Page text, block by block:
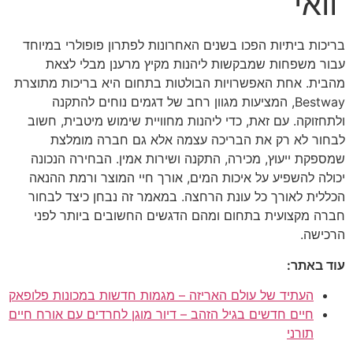
בריכות ביתיות הפכו בשנים האחרונות לפתרון פופולרי במיוחד
עבור משפחות שמבקשות ליהנות מקיץ מרענן מבלי לצאת
מהבית. אחת האפשרויות הבולטות בתחום היא בריכות מתוצרת
Bestway, המציעות מגוון רחב של דגמים נוחים להתקנה
ולתחזוקה. עם זאת, כדי ליהנות מחוויית שימוש מיטבית, חשוב
לבחור לא רק את הבריכה עצמה אלא גם חברה מומלצת
שמספקת ייעוץ, מכירה, התקנה ושירות אמין. הבחירה הנכונה
יכולה להשפיע על איכות המים, אורך חיי המוצר ורמת ההנאה
הכללית לאורך כל עונת הרחצה. במאמר זה נבחן כיצד לבחור
חברה מקצועית בתחום ומהם הדגשים החשובים ביותר לפני
הרכישה.
עוד באתר:
העתיד של עולם האריזה – מגמות חדשות במכונות פלופאק
חיים חדשים בגיל הזהב – דיור מוגן לחרדים עם אורח חיים
תורני